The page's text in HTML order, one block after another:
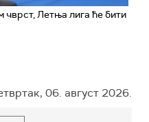
Летња лига ће бити
06. август 2026.